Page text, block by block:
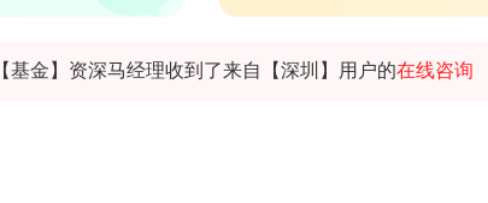
【基金】资深马经理收到了来自【深圳】用户的在线咨询